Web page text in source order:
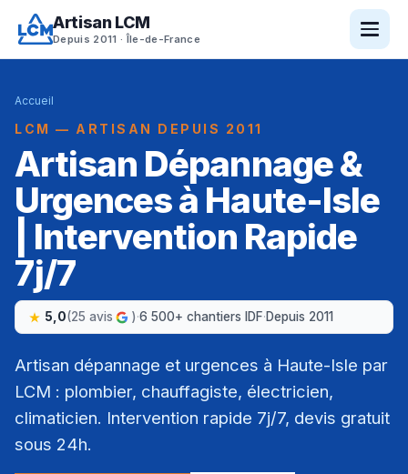
Artisan LCM
Depuis 2011 · Île-de-France
Accueil
LCM — ARTISAN DEPUIS 2011
Artisan Dépannage &
Urgences à Haute-Isle
| Intervention Rapide
7j/7
5,0(25 avis )·6 500+ chantiers IDF·Depuis 2011
Artisan dépannage et urgences à Haute-Isle par
LCM : plombier, chauffagiste, électricien,
climaticien. Intervention rapide 7j/7, devis gratuit
sous 24h.